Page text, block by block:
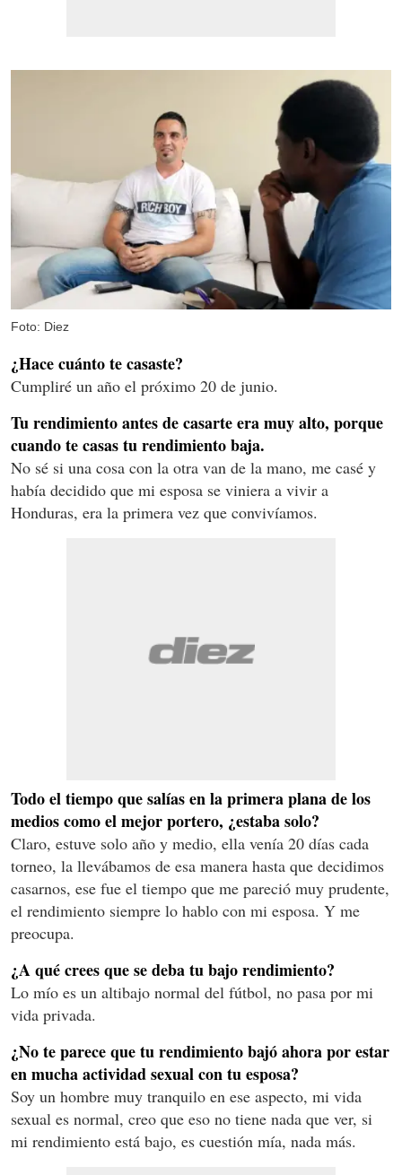
Foto: Diez
¿Hace cuánto te casaste?
Cumpliré un año el próximo 20 de junio.
Tu rendimiento antes de casarte era muy alto, porque
cuando te casas tu rendimiento baja.
No sé si una cosa con la otra van de la mano, me casé y
había decidido que mi esposa se viniera a vivir a
Honduras, era la primera vez que convivíamos.
Todo el tiempo que salías en la primera plana de los
medios como el mejor portero, ¿estaba solo?
Claro, estuve solo año y medio, ella venía 20 días cada
torneo, la llevábamos de esa manera hasta que decidimos
casarnos, ese fue el tiempo que me pareció muy prudente,
el rendimiento siempre lo hablo con mi esposa. Y me
preocupa.
¿A qué crees que se deba tu bajo rendimiento?
Lo mío es un altibajo normal del fútbol, no pasa por mi
vida privada.
¿No te parece que tu rendimiento bajó ahora por estar
en mucha actividad sexual con tu esposa?
Soy un hombre muy tranquilo en ese aspecto, mi vida
sexual es normal, creo que eso no tiene nada que ver, si
mi rendimiento está bajo, es cuestión mía, nada más.